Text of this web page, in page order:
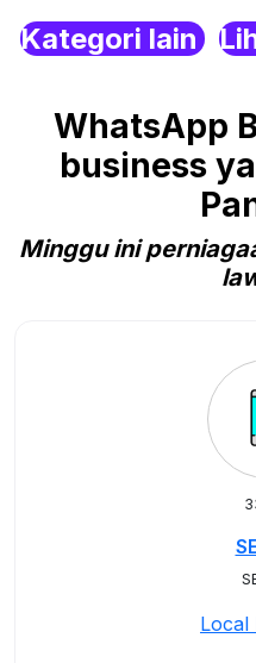
Kategori lain
WhatsApp
business
Minggu ini
Local